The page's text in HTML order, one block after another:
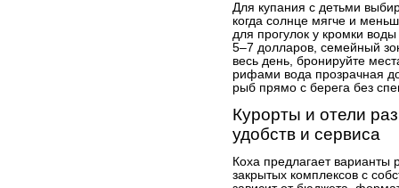
Для купания с детьми
когда солнце мягче и
для прогулок у кромки
5–7 долларов, семейный
весь день, бронируйте
рифами вода прозрачная
рыб прямо с берега без
Курорты и отели
удобств и сервиса
Коха предлагает варианты
закрытых комплексов с